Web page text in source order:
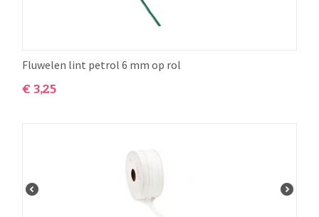
Fluwelen lint petrol 6 mm op rol
€ 3,25